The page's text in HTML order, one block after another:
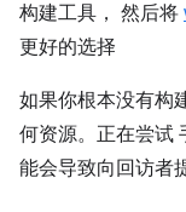
构建工具， 然后将
更好的选择
如果你根本没有构
何资源。正在尝试
能会导致向回访者